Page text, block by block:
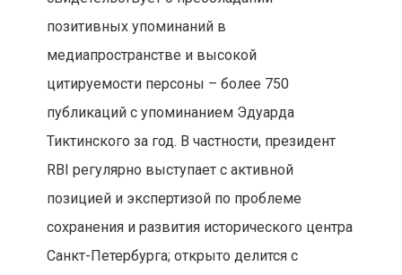
позитивных упоминаний в
медиапространстве и высокой
цитируемости персоны – более 750
публикаций с упоминанием Эдуарда
Тиктинского за год. В частности, президент
RBI регулярно выступает с активной
позицией и экспертизой по проблеме
сохранения и развития исторического центра
Санкт-Петербурга; открыто делится с